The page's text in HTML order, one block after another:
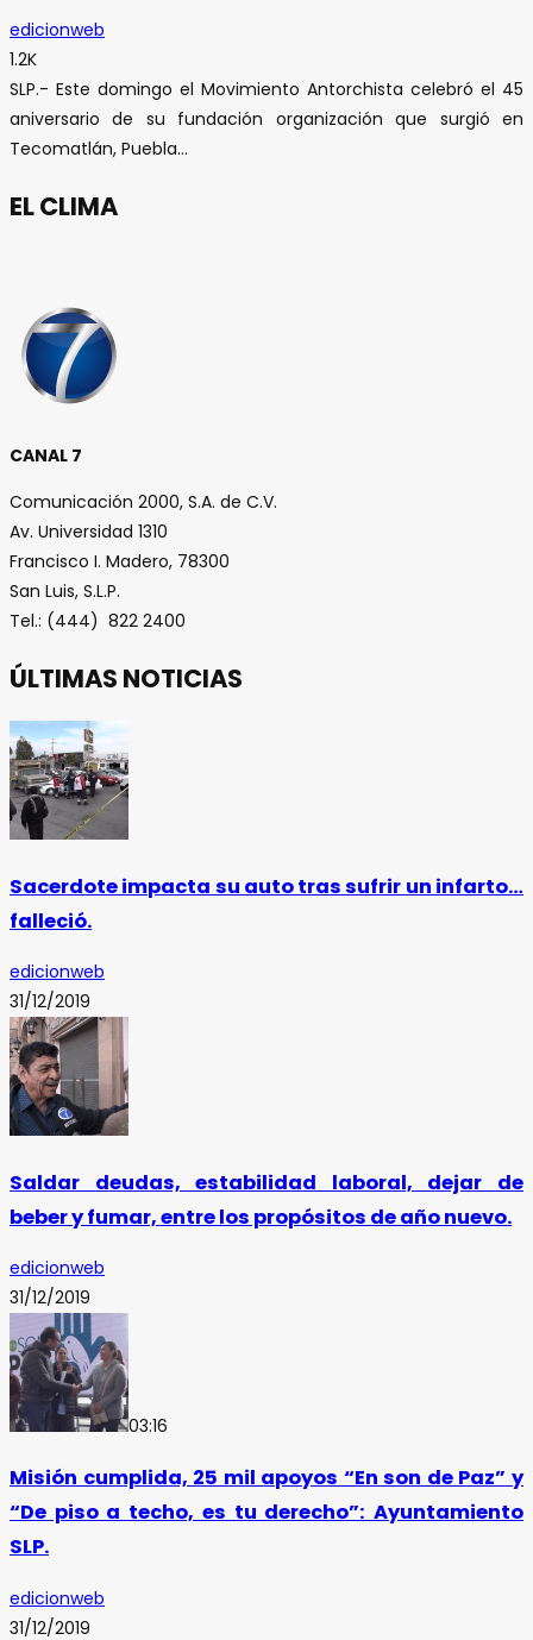
edicionweb
1.2K
SLP.- Este domingo el Movimiento Antorchista celebró el 45
aniversario de su fundación organización que surgió en
Tecomatlán, Puebla...
EL CLIMA
CANAL 7
Comunicación 2000, S.A. de C.V.
Av. Universidad 1310
Francisco I. Madero, 78300
San Luis, S.L.P.
Tel.: (444) 822 2400
ÚLTIMAS NOTICIAS
Sacerdote impacta su auto tras sufrir un infarto…
falleció.
edicionweb
31/12/2019
Saldar deudas, estabilidad laboral, dejar de
beber y fumar, entre los propósitos de año nuevo.
edicionweb
31/12/2019
03:16
Misión cumplida, 25 mil apoyos “En son de Paz” y
“De piso a techo, es tu derecho”: Ayuntamiento
SLP.
edicionweb
31/12/2019